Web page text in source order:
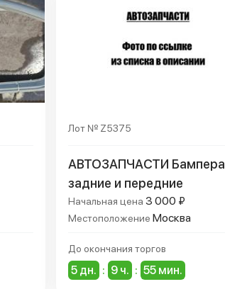
Лот № Z5375
АВТОЗАПЧАСТИ Бампера
задние и передние
Начальная цена 3 000 ₽
Местоположение Москва
До окончания торгов
5 дн. : 9 ч. : 55 мин.